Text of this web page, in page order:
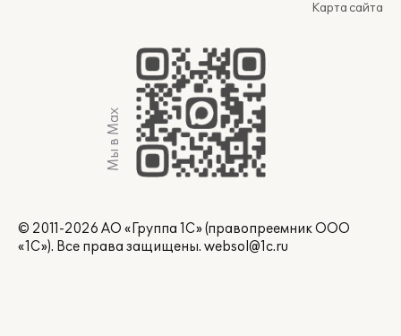
Карта сайта
Мы в Max
© 2011-2026 АО «Группа 1С» (правопреемник ООО
«1С»). Все права защищены. websol@1c.ru